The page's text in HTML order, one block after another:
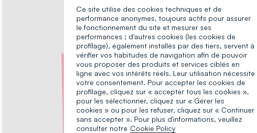
Ce site utilise des cookies techniques et de
performance anonymes, toujours actifs pour assurer
le fonctionnement du site et mesurer ses
performances ; d'autres cookies (les cookies de
profilage), également installés par des tiers, servent à
vérifier vos habitudes de navigation afin de pouvoir
vous proposer des produits et services ciblés en
ligne avec vos intérêts réels. Leur utilisation nécessite
votre consentement. Pour accepter les cookies de
profilage, cliquez sur « accepter tous les cookies »,
pour les sélectionner, cliquez sur « Gérer les
cookies » ou pour les refuser, cliquez sur « Continuer
sans accepter ». Pour plus d'informations, veuillez
consulter notre Cookie Policy